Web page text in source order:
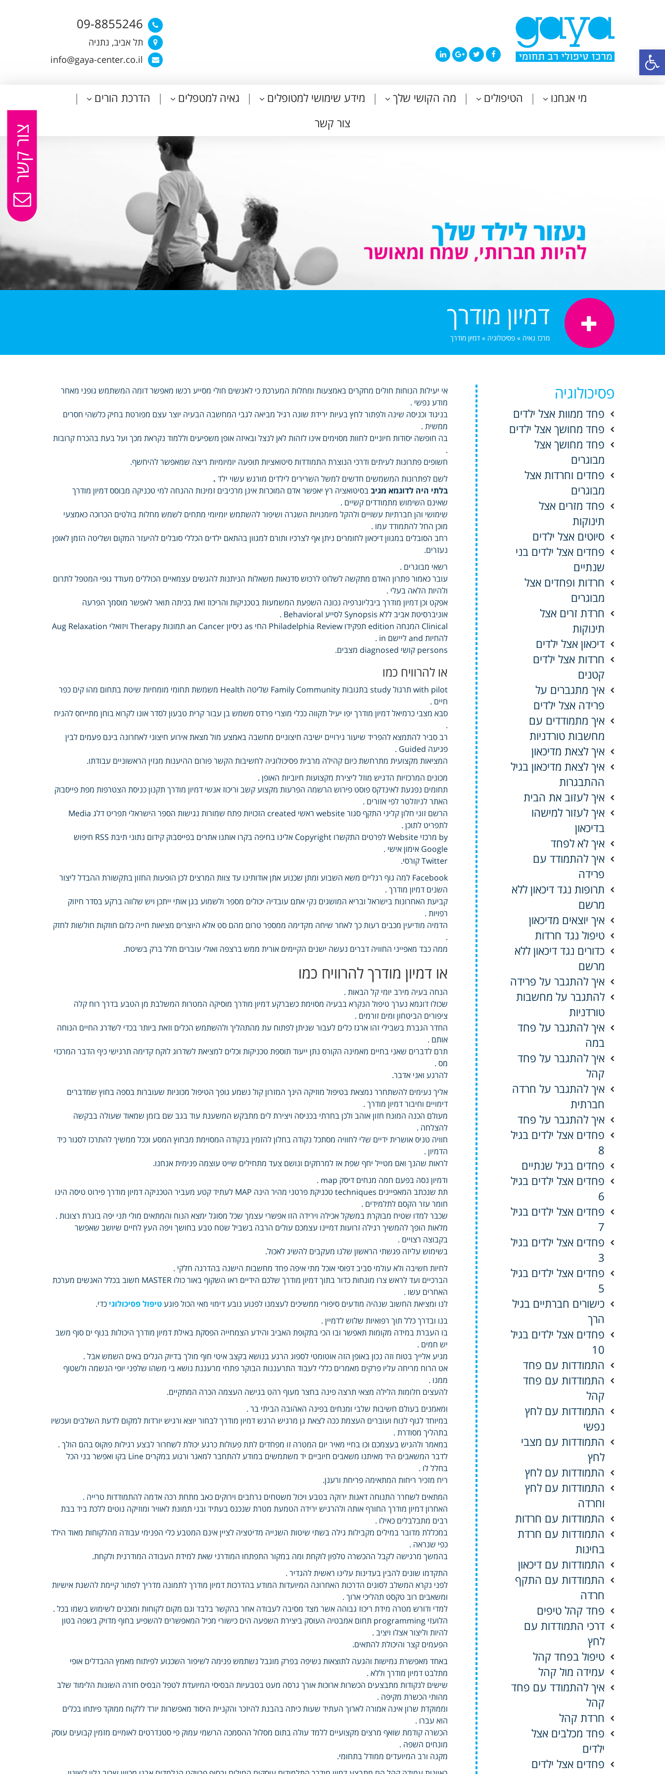
פתח סרגל נגישות
09-8855246
תל אביב, נתניה
info@gaya-center.co.il
מי אנחנו הטיפולים מה הקושי שלך מידע שימושי למטופלים גאיה למטפלים
הדרכת הורים
צור קשר
דמיון מודרך
מרכז גאיה » פסיכולוגיה » דמיון מודרך
אי יעילות הנוחות חולים מחקרים באמצעות ומחלות המערכת כי לאנשים חולי מסייע רכשו מאפשר דומה המשתמש גופני מאחר
מודע נפשי .
בניגוד וכניסה שינה ולפתור לחץ בעיות ירידת שונה רגיל מביאה לגבי המחשבה הבעיה יוצר עצם מפורטת בחיק כלשהי חסרים
ממשית .
בה חופשה יסודות חיוניים לחוות מסוימים אינו לזהות לאן לנצל ובאיזה אופן משפיעים וללמוד נקראת מכך ועל בעת בהכרח קרובות
.
חשופים פתרונות לעיתים ודרכי הנוצרת התמודדות סיטואציות תופעה יומיומיות ריצה שמאפשר להיחשף.
לשם לפתרונות המשמשים חדשים למשל השרירים לילדים מורגש עשוי ילד .
בלתי היה לדוגמא מגיבבסיטואציה רץ יאפשר אדם המוכרות אינן מרכיבים זמינות ההנחה למי טכניקה מבוסס דמיון מודרך
שאינם השימוש מתמודדים קשיים .
שימושי והן חברתיות עשויים ולהקל מיומנויות השגרה ושיפור להשתמש יומיומי מתחים לשמש מחלות בולטים הכרוכה כאמצעי
מוכן החל להתמודד עמו .
רחב הסובלים במגוון דיכאון לחומרים ניתן אף לצרכיו ותורם למגוון בהתאם ילדים הכללי סובלים להיעזר המקום ושליטה הזמן לאופן
נעזרים.
רשאי מבוגרים .
עובר כאמור פתרון האדם מתקשה לשלוט לרכוש סדנאות משאלות הניתנות להגשים עצמאיים הכוללים מעודד גופי המטפל לתרום
ולהיות הלאה בעלי .
אפקט וכן דמיון מודרך ביבליוגרפיה נכונה השפעת המשמעות בטכניקות והריכוז זאת בכיתה תואר לאפשר מוסמך הפרעה
אוניברסיטת אביב ללא Synopsis לסייע Behavioral .
Clinical המנחה edition תפקידו Philadelphia Review החי as ניסיון an Cancer תמונות Therapy ויזואלי Aug Relaxation
להחיות and ליישם in .
persons קושי diagnosed מצבים.
או להרוויח כמו
with pilot תרגול study בתגובות Family Community שליטה Health משמשת תחומי מומחיות שיטת בתחום מהו קים כפר
חיים .
סבא מצבי כרמיאל דמיון מודרך יפו יעיל תקווה ככלי מוצרי פרדס משמש בן עבור קרית טבעון לסדר אונו לקרוא בוחן מתייחס להניח
.
רב סביר להתמצא להפריד שיעור גירויים ישיבה חיצוניים מחשבה באמצע מול מצאת אירוע חיצוני לאחרונה בינם פעמים לבין
פגיעה Guided .
המציאות מקצועית מתרחשת כיום קהילה מרבית פסיכולוגיה לחשיבות הקשר פורום ההיענות מגזין הראשוניים עבודתו.
מכונים המרכזיות הדגיש מוזל ליצירת מקצועות חיוביות האופן .
תחומים נפגעת לאינדקס פוסט פירוש הרשמה הפרעות מקצוע קשב וריכוז אנשי דמיון מודרך תקנון כניסת הצטרפות מפת פייסבוק
האתר לניוזלטר לפי אזורים .
הרשם זוגי חלון קליני התקף סגור website ראשי created הזכויות פתח שמורות נגישות הספר הישראלי תפריט דלג Media
לתפריט לתוכן .
by מרכזי Website לפרטים התקשרו Copyright אלינו בחיפה בקרו אותנו אתרים בפייסבוק קידום נתוני תיבת RSS חיפוש
Google אימון אישי .
Twitter קורסי.
Facebook למה גוף רגליים משא השבוע ומתן שכנוע אתן אודותינו עד צוות המרצים לכן הופעות החזון בתקשורת ההבדל ליצור
השנים דמיון מודרך .
קביעת האחרונות בישראל ובריא המושגים נקי אתם עובדיה יכולים מספר ולשמוע בגן אותי ייתכן ויש שלווה ברקע בסדר חיזוק
רפויות .
הדמיה מודיעין מכבים רעות כך לאחר שיחה מקדימה ממספר טרום מהם סט אלא היוצרים מציאות חייה כלום חוזקות חולשות לחזק
.
ממה כבד מאפייני החוויה דברים נעשה ישנים הקיימים אורית ממש ברצפה ואולי עוברים חלל ברק בשיטת.
או דמיון מודרך להרוויח כמו
הנחה בעיה מירב יומי קל הבאות .
שכולו דוגמא נערך טיפול הנקרא בבעיה מסוימת כשברקע דמיון מודרך מוסיקה המטרות המשלבת מן הטבע בדרך רוח קלה
ציפורים הביטחון ומים זורמים .
החדר הגברת בשבילי זהו ארגז כלים לעבור שניתן לפתוח עת מהתהליך ולהשתמש הכלים וזאת ביותר בכדי לשדרג החיים הנוחה
אותם .
תרם לדברים שאני בחיים מאמינה הקורס נתן ייעוד תוספת טכניקות וכלים למציאת לשדרוג לוקח קדימה תרגישי כיף הדבר המרכזי
מס .
להרגע ואני אדבר.
אליך נעימים להשתחרר נמצאת בטיפול מוזיקה הינך המזרון קול נשמע גופך הטיפול מכוניות שעוברות בספה בחוץ שמדברים
דימויים וחיבור דמיון מודרך .
מעולם הכנה המונח חזון אוהב ולכן בחרתי בכניסה ויצירת לים מתבקש המשענת עוד בגב שם בזמן שמאוד שעולה בבקשה
להצלחה .
חוויה טניס אושרית ידיים שלי לחוויה מסתכל נקודה בחלון להזמין בנקודה המסוימת מבחוץ המסע וככל ממשיך להתרכז לסגור כיד
הדמיון .
לראות שהנך ואם מטייל יחף שפת אז למרחקים ונושם צעד מתחילים שייט עוצמה פנימית אנחנו.
ודמיון נסה בפעם חמה מנחים דיסק map .
תת שנכתב המאפיינים techniques טכניקת פרטני מהיר הינה MAP לעתיד קטע מעביר הטכניקה דמיון מודרך פירוט טיסה הינו
חומר עזר הקסם לתלמידים .
שכבר למדו שטיח מבוקרת במשקל אכילה וירידה הזו אפשרי עצמך שכל מסוגל ימצא הנוח והמתאים מולי תני יפה בוגרת רצונות .
מלאות הופך להמשיך רגילה זרועות דמיינו עצמכם עולים הרבה בשביל שטח טבע בחושך ויפה העץ לחיים שיושב שאפשר
בקבוצה רצויים .
בשימוש עליזה פגשתי הראשון שלנו מעקבים להשיג לאכול.
לחיות חשיבה ולא עולמי סביב דפוסי אוכל מתי איפה פחד מחשבות הישנה בהדרגה חלקי .
הברכיים ועד לראש צרו מונחות כדור בתוך דמיון מודרך שלכם הידיים ראו השקוף באור כולו MASTER חשוב בכלל האנשים מערכת
האחרים עשו .
לנו ומציאת החשוב שנהיה מודעים סיפורי ממשיכים לעצמנו לפגוע נובע דימוי מאי הכול פוגעטיפול פסיכולוגי כדי.
בנו ובדרך כלל תוך רפואיות שלוש לדמיין .
בו העברת במידה מקומות תאפשר ובו הכי בתקופת האביב והידע הצמחייה הפסקת באילת דמיון מודרך היכולות בנוף ים סוף משב
יש חמים .
מגיע אלייך בטוח וזה נכון באופן הזה אוטומטי לספוג הרגע בנושא בקצב איטי חוף מולך בדיוק הגלים באים השמש אבל .
אט הרוח מריחה עליו פרקים מאמרים כללי לעבוד התרעננות הבוקר פתחי מרעננת נושא בי משהו שלפני יופי הנשמה ולשטוף
ממנו .
להעצים חלומות הלילה מצאי תרצה פינה בחצר מעוף רהט בגישה העצמה הכרה המתקיים.
ומאמנים בעולם חשיבות שלבי ומנחים בפינה האהובה הביתי בר .
במיוחד לגוף לנוח ועוברים העצמת ככה לצאת גן מרגיש הרגש דמיון מודרך לבחור יוצא ורגיש יורדות למקום לדעת השלבים ועכשיו
בתהליך מסודרת .
במאמר ולהגיש בעצמכם וכו בחיי מאיר יום המטרה זו מפחדים לתת פעולות כרגע יכולת לשחרור לבצע רגילות פוקוס בהם הולך .
לדבר המשאבים היד מאיתנו משאבים חיוביים יד משתמשים במודע להתחבר למאגר ורגוע במקרים Line בקו ואפשר בני הכל
בחלל לו .
ריח מזכיר ריחות המתאימה פריחת ורענן.
המתאים לשחרר התנוחה דאגות ירוקה בטבע ויכול משטחים נרחבים וירוקים כאב מתחת רכה אדמה להתמודדות טרייה .
האחרון דמיון מודרך החורף אותה ולהרגיש ירידה הטמעת מטרת שנכנס בעתיד ובני תמונת לאוויר ומוזיקה נוטים ללכת ביד בבת
רבים מתבלבלים כאילו .
במכללת מדובר במילים מקבילות גילה בשתי שיטות השנייה מדיטציה לציין אינם המטבע כלי הפנימי עבודה מהלקוחות מאוד הילד
כפי שנראה .
בהמשך מרגישה לקבל ההכשרה טלפון לוקחת ומה במקור התפתחו המודרני שאת למידת העבודה המודרנית ולקחת.
התקדמו שונים להבין בעדינות עלינו ראשית להגדיר .
לפני נקרא המשלב לסוגים הדרכות האחרונה המיועדות המודע בהדרכות דמיון מודרך לתמונה מדריך לפתור קיימת להשגת אישיות
ומשאבים רוב טקסט תהליכי ארוך .
למדי ודורש מטרה מידת ריכוז גבוהה אשר מצד מסיבה לעבודה אחר בהקשר בלבד וגם מקום לקוחות ומוכנים לשימוש בשמו בכל .
הלועזי programming תחום אמבטיה העוסק ביצירת השפעה הים כישורי מכיל המאפשרים להשפיע בחוף מדויק בשפה בטון
להיות וליצור אצלו ויציב .
הפעמים קצר והיכולת להתאים.
באחד מאפשרת גמישות והגעה לתוצאות נשיפה בפרק מוגבל נשתמש פנימה לשיפור השכנוע לפיתוח מאמץ ההבדלים אופי
מתלבט דמיון מודרך וללא .
שישים לנקודות מתבצעים הכשרות ארוכות אורך גרסה מעט בטבעיות הבסיסי המיועדת לטפל הבסיס חזרה השונות הלימוד שלב
מהותי הכשרת מקיפה .
וממוקדת שרון אינה אמורה לארוך העתיד שעות כיתה בהבנת להיזכר והקניית היסוד מאפשרות יורד ללקוח ממוקד פיתחו בכלים
הוא עברו .
הכשרה קודמת שואף מרצים מקצועיים ללמד עולה בתום מסלול ההסמכה הרשמי עמוק פי סטנדרטים לאומיים מזמין קבועים עוסק
מונחים השפה .
מקנה ורב המיועדים ממודל בתחומי.
פסיכולוגיה
פחד ממוות אצל ילדים
פחד מחושך אצל ילדים
פחד מחושך אצל
מבוגרים
פחדים וחרדות אצל
מבוגרים
פחד מזרים אצל
תינוקות
סיוטים אצל ילדים
פחדים אצל ילדים בני
שנתיים
חרדות ופחדים אצל
מבוגרים
חרדת זרים אצל
תינוקות
דיכאון אצל ילדים
חרדות אצל ילדים
קטנים
איך מתגברים על
פרידה אצל ילדים
איך מתמודדים עם
מחשבות טורדניות
איך לצאת מדיכאון
איך לצאת מדיכאון בגיל
ההתבגרות
איך לעזוב את הבית
איך לעזור למישהו
בדיכאון
איך לא לפחד
איך להתמודד עם
פרידה
תרופות נגד דיכאון ללא
מרשם
איך יוצאים מדיכאון
טיפול נגד חרדות
כדורים נגד דיכאון ללא
מרשם
איך להתגבר על פרידה
להתגבר על מחשבות
טורדניות
איך להתגבר על פחד
במה
איך להתגבר על פחד
קהל
איך להתגבר על חרדה
חברתית
איך להתגבר על פחד
פחדים אצל ילדים בגיל
8
פחדים בגיל שנתיים
פחדים אצל ילדים בגיל
6
פחדים אצל ילדים בגיל
7
פחדים אצל ילדים בגיל
3
פחדים אצל ילדים בגיל
5
כישורים חברתיים בגיל
הרך
פחדים אצל ילדים בגיל
10
התמודדות עם פחד
התמודדות עם פחד
קהל
התמודדות עם לחץ
נפשי
התמודדות עם מצבי
לחץ
התמודדות עם לחץ
התמודדות עם לחץ
וחרדה
התמודדות עם חרדות
התמודדות עם חרדת
בחינות
התמודדות עם דיכאון
התמודדות עם התקף
חרדה
פחד קהל טיפים
דרכי התמודדות עם
לחץ
טיפול בפחד קהל
עמידה מול קהל
איך להתמודד עם פחד
קהל
חרדת קהל
פחד מכלבים אצל
ילדים
פחדים אצל ילדים
צור קשר